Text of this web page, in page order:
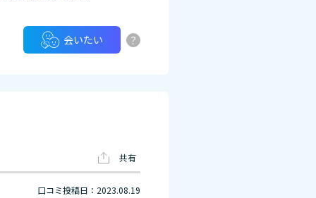
会いたい ?
共有
口コミ投稿日：2023.08.19